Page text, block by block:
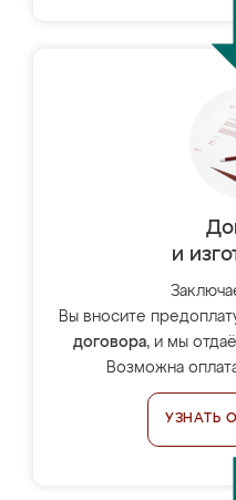
и
Вы вносите
договора, и мы
Возможна
УЗНАТЬ